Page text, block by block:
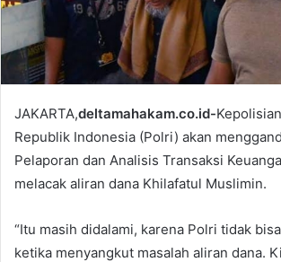
a
JAKARTA,deltamahakam.co.id-
Republik Indonesia (Polri) akan
Pelaporan dan Analisis Transaksi
melacak aliran dana Khilafatul Muslimin.
“Itu masih didalami, karena Polri tidak
ketika menyangkut masalah aliran dana.